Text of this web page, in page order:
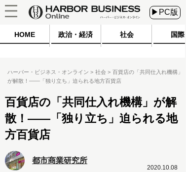
▶PC版
HOME 政治・経済 社会 国際
ハーバー・ビジネス・オンライン 社会
百貨店の「共同仕入れ機構」
が解散！――「独り立ち」迫られる地方百貨店
百貨店の「共同仕入れ機構」が解
散！――「独り立ち」迫られる地
方百貨店
都市商業研究所
2020.10.08